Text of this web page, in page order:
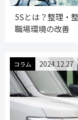
5Sとは？整理・
職場環境の改善
コラム 2024.12.27